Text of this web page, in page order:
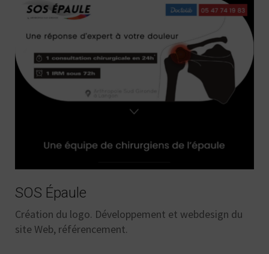
SOS Épaule
Création du logo. Développement et webdesign du
site Web, référencement.